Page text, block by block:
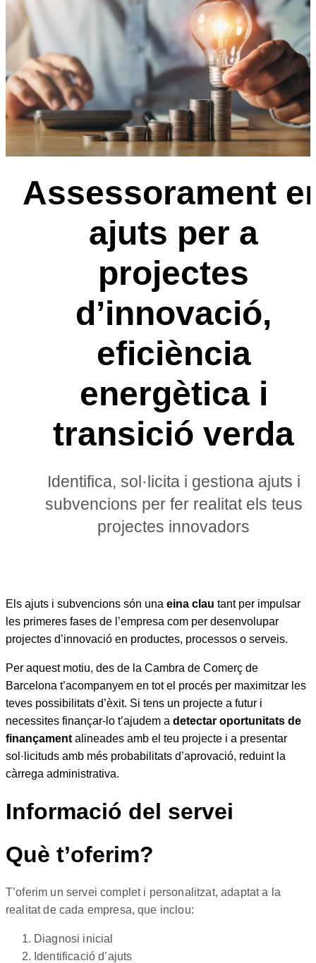
Assessorament
ajuts per a
projectes
d’innovació,
eficiència
energètica i
transició verda
Identifica, sol·licita i gestiona ajuts i
subvencions per fer realitat els teus
projectes innovadors
Els ajuts i subvencions són una eina clau tant per impulsar
les primeres fases de l’empresa com per desenvolupar
projectes d’innovació en productes, processos o serveis.
Per aquest motiu, des de la Cambra de Comerç de
Barcelona t’acompanyem en tot el procés per maximitzar les
teves possibilitats d’èxit. Si tens un projecte a futur i
necessites finançar-lo t’ajudem a detectar oportunitats de
finançament alineades amb el teu projecte i a presentar
sol·licituds amb més probabilitats d’aprovació, reduint la
càrrega administrativa.
Informació del servei
Què t’oferim?
T’oferim un servei complet i personalitzat, adaptat a la
realitat de cada empresa, que inclou:
Diagnosi inicial
Identificació d’ajuts